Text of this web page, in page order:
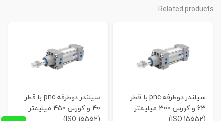
Related products
سیلندر دوطرفه pnc با قطر
63 و کورس 300 میلیمتر
سیلندر دوطرفه pnc با قطر
40 و کورس 450 میلیمتر